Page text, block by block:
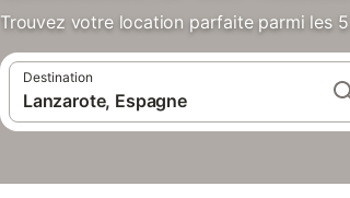
Trouvez votre location parfaite parmi les
Destination